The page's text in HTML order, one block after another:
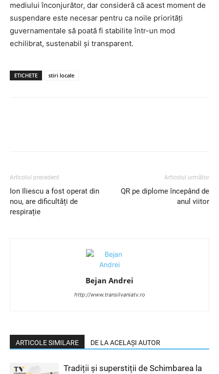
mediului înconjurător, dar consideră că acest moment de
suspendare este necesar pentru ca noile priorități
guvernamentale să poată fi stabilite într-un mod
echilibrat, sustenabil și transparent.
ETICHETE stiri locale
Articolul precedent
Ion Iliescu a fost operat din
nou, are dificultăți de
respirație
Articolul următor
QR pe diplome începând de
anul viitor
Bejan Andrei
http://www.transilvaniatv.ro
ARTICOLE SIMILARE DE LA ACELAȘI AUTOR
Tradiții și superstiții de Schimbarea la